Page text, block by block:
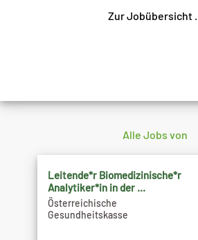
Zur Jobübersicht
Alle Jobs von
Leitende*r Biomedizinische*r
Analytiker*in in der ...
Österreichische
Gesundheitskasse